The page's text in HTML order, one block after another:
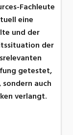
Fachleute
eine
und der
der
getestet,
auch
verlangt.